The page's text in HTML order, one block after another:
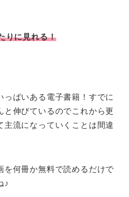
りに見れる！
っぱいある電子書籍！すでに
と伸びているのでこれから更
主流になっていくことは間違
を何冊か無料で読めるだけで
♪